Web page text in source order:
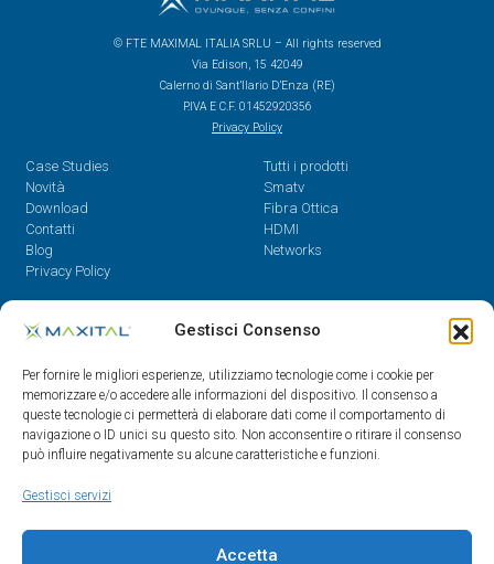
Gestisci Consenso
Per fornire le migliori esperienze, utilizziamo tecnologie come i cookie per
memorizzare e/o accedere alle informazioni del dispositivo. Il consenso a
queste tecnologie ci permetterà di elaborare dati come il comportamento di
navigazione o ID unici su questo sito. Non acconsentire o ritirare il consenso
può influire negativamente su alcune caratteristiche e funzioni.
Gestisci servizi
Accetta
© FTE MAXIMAL ITALIA SRLU – All rights reserved
Via Edison, 15 42049
Calerno di Sant’Ilario D’Enza (RE)
P.IVA E C.F. 01452920356
Privacy Policy
Case Studies
Novità
Download
Contatti
Blog
Privacy Policy
Tutti i prodotti
Smatv
Fibra Ottica
HDMI
Networks
Contatti
08.30 - 12.30 / 14 - 18
0522/909701
0522/909748